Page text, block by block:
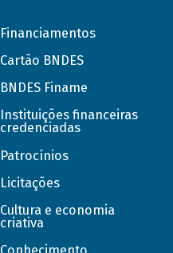
Financiamentos
Cartão BNDES
BNDES Finame
Instituições financeiras
credenciadas
Patrocínios
Licitações
Cultura e economia
criativa